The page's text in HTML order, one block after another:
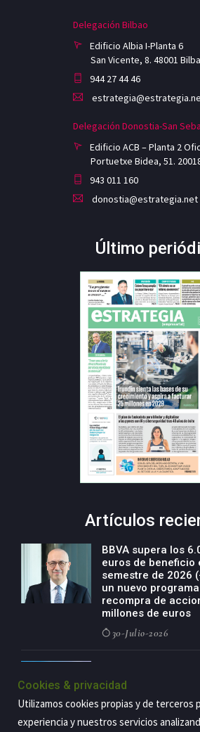
Delegación Bilbao
Edificio Albia I-Planta 6
San Vicente, 8. 48001
944 27 44 46
Delegación Donostia-San
Edificio ACB – Planta 2
Portuetxe Bidea, 51.
943 011 160
donostia@estrategia.net
Último
Artículos
BBVA supera los
euros de beneficio
semestre de 2026
un nuevo
recompra de
millones de euros
30-Julio-2026
negocio agro con
de especialización
países
29-Julio-2026
Cookies & privacidad
Utilizamos cookies propias y de terceros
experiencia y nuestros servicios